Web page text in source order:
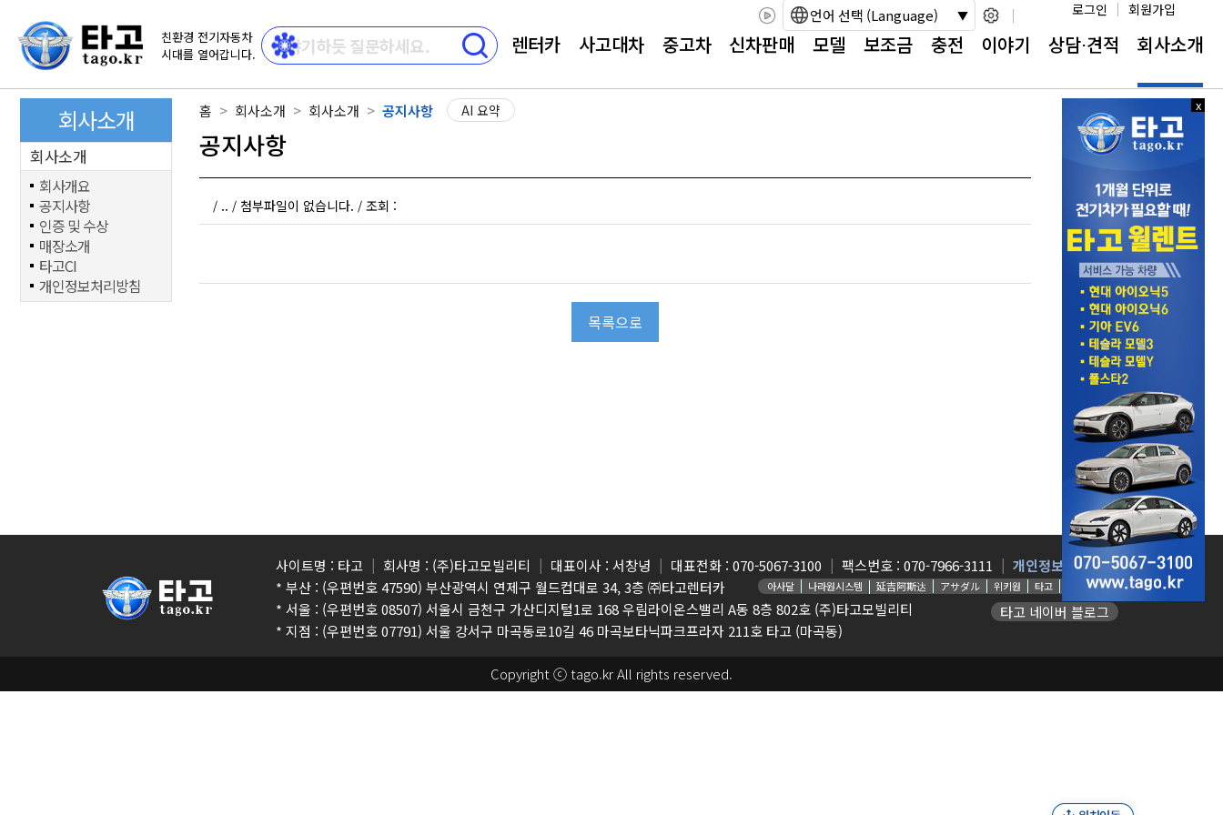
친환경 전기자동차
시대를 열어갑니다.
로그인 회원가입
언어 선택 (Language)
렌터카 사고대차 중고차 신차판매 모델 보조금 충전 이야기 상담⋅견적 회사소개
홈 회사소개 회사소개 공지사항 AI 요약
회사소개
회사소개
회사개요
공지사항
인증 및 수상
매장소개
타고CI
개인정보처리방침
공지사항
/ .. / 첨부파일이 없습니다. / 조회 :
목록으로
x
x
사이트명 : 타고 회사명 : (주)타고모빌리티 대표이사 : 서창녕 대표전화 : 070-5067-3100 팩스번호 : 070-7966-3111
개인정보처리방침
* 부산 : (우편번호 47590) 부산광역시 연제구 월드컵대로 34, 3층 ㈜타고렌터카
* 서울 : (우편번호 08507) 서울시 금천구 가산디지털1로 168 우림라이온스밸리 A동 8층 802호 (주)타고모빌리티
* 지점 : (우편번호 07791) 서울 강서구 마곡동로10길 46 마곡보타닉파크프라자 211호 타고 (마곡동)
아사달 나라원시스템 延吉阿斯达 アサダル 위키원 타고 chatty.kr
타고 네이버 블로그
Copyright ⓒ tago.kr All rights reserved.